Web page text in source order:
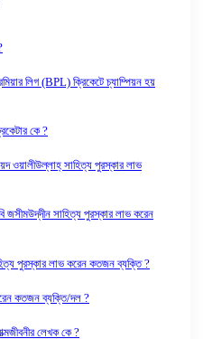
লিগ (BPL) ক্রিকেটে চ্যাম্পিয়ন হয়
কে ?
ওয়ালীউল্লাহ্‌ সাহিত্য পুরস্কার লাভ
জসীমউদ্‌দীন সাহিত্য পুরস্কার লাভ করেন
পুরস্কার লাভ করেন কতজন ব্যক্তি ?
কতজন ব্যক্তি/দল ?
লেখক কে ?